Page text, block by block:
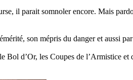
il parait somnoler encore. Mais
son mépris du danger et aussi
d’Or, les Coupes de l’Armistice et